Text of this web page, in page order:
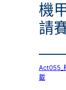
學校
機
請
Act055_
載